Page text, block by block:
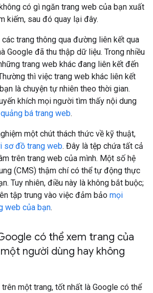
có gì ngăn trang web của bạn xuất
kiếm, sau đó quay lại đây.
trang thông qua đường liên kết qua
Google đã thu thập dữ liệu. Trong nhiều
trang web khác đang liên kết đến
thì việc trang web khác liên kết
là chuyện tự nhiên theo thời gian.
khích mọi người tìm thấy nội dung
quảng bá trang web.
một chút thách thức về kỹ thuật,
sơ đồ trang web. Đây là tệp chứa tất cả
trên trang web của mình. Một số hệ
(CMS) thậm chí có thể tự động thực
Tuy nhiên, điều này là không bắt buộc;
tập trung vào việc đảm bảo mọi
web của bạn.
có thể xem trang của
người dùng hay không
một trang, tốt nhất là Google có thể